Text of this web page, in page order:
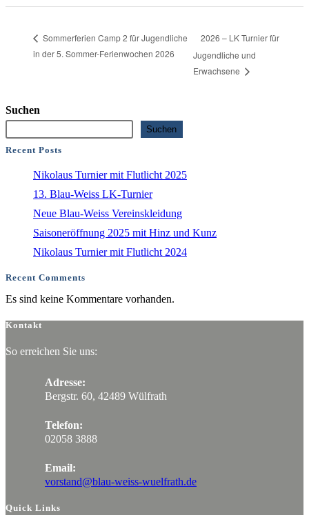
Sommerferien Camp 2 für Jugendliche
in der 5. Sommer-Ferienwochen 2026
2026 – LK Turnier für
Jugendliche und
Erwachsene
Suchen
Suchen
Recent Posts
Nikolaus Turnier mit Flutlicht 2025
13. Blau-Weiss LK-Turnier
Neue Blau-Weiss Vereinskleidung
Saisoneröffnung 2025 mit Hinz und Kunz
Nikolaus Turnier mit Flutlicht 2024
Recent Comments
Es sind keine Kommentare vorhanden.
Kontakt
So erreichen Sie uns:
Adresse:
Bergstr. 60, 42489 Wülfrath
Telefon:
02058 3888
Email:
vorstand@blau-weiss-wuelfrath.de
Quick Links